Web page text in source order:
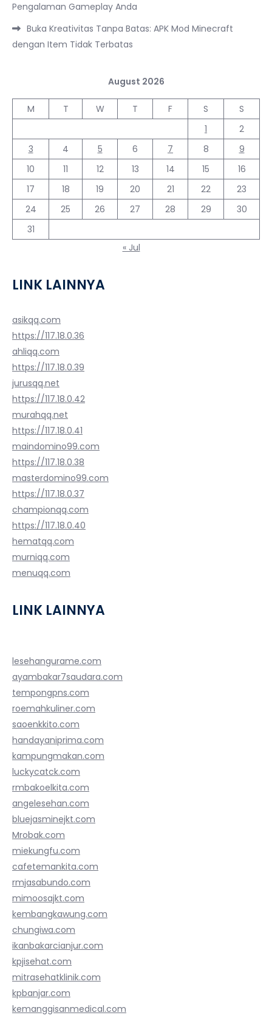
Pengalaman Gameplay Anda
Buka Kreativitas Tanpa Batas: APK Mod Minecraft
dengan Item Tidak Terbatas
August 2026
M T W T F S
S
1
2
3
4 5 6 7 8
9
10
11 12 13 14 15
16
17
18 19 20 21 22
23
24
25 26 27 28 29
30
31
« Jul
LINK LAINNYA
asikqq.com
https://117.18.0.36
ahliqq.com
https://117.18.0.39
jurusqq.net
https://117.18.0.42
murahqq.net
https://117.18.0.41
maindomino99.com
https://117.18.0.38
masterdomino99.com
https://117.18.0.37
championqq.com
https://117.18.0.40
hematqq.com
murniqq.com
menuqq.com
LINK LAINNYA
lesehangurame.com
ayambakar7saudara.com
tempongpns.com
roemahkuliner.com
saoenkkito.com
handayaniprima.com
kampungmakan.com
luckycatck.com
rmbakoelkita.com
angelesehan.com
bluejasminejkt.com
Mrobak.com
miekungfu.com
cafetemankita.com
rmjasabundo.com
mimoosajkt.com
kembangkawung.com
chungiwa.com
ikanbakarcianjur.com
kpjisehat.com
mitrasehatklinik.com
kpbanjar.com
kemanggisanmedical.com